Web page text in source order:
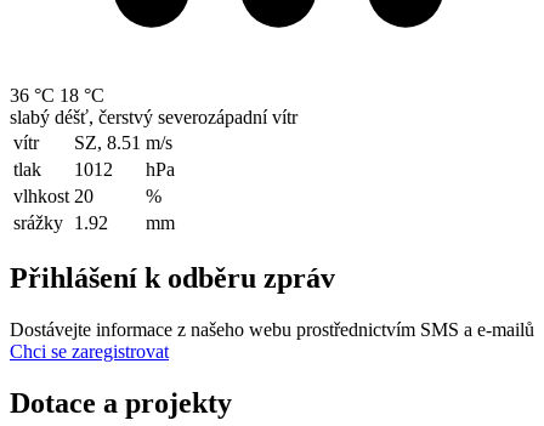
36 °C 18 °C
slabý déšť, čerstvý severozápadní vítr
vítr
SZ, 8.51 m/s
tlak
1012
hPa
vlhkost 20
%
srážky 1.92 mm
Přihlášení k odběru zpráv
Dostávejte informace z našeho webu prostřednictvím SMS a e-mailů
Chci se zaregistrovat
Dotace a projekty